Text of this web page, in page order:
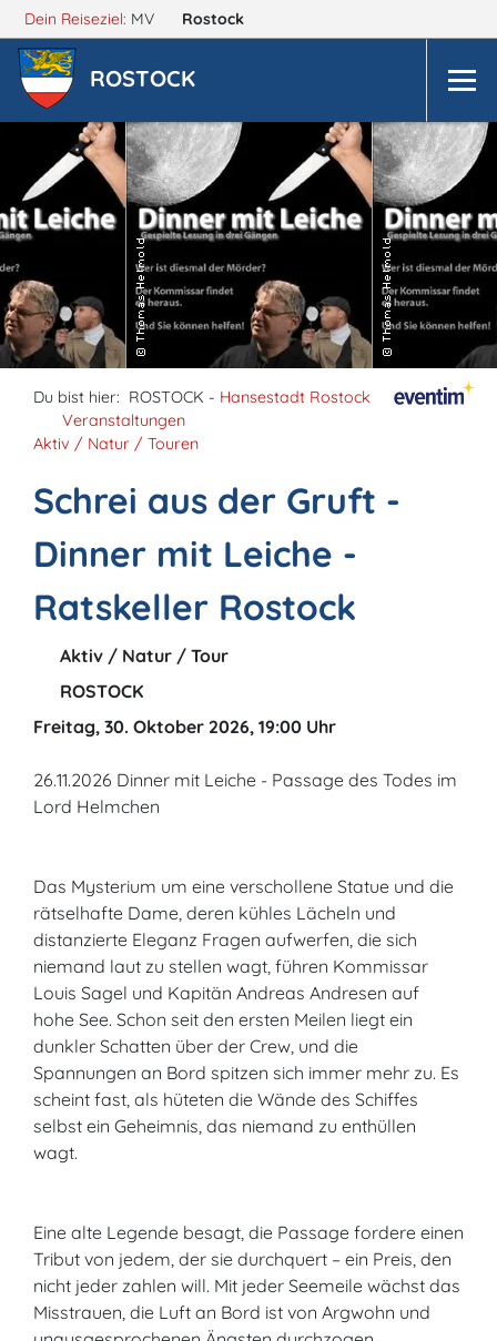
Dein Reiseziel: MV Rostock
ROSTOCK
Du bist hier: ROSTOCK - Hansestadt Rostock
Veranstaltungen
Aktiv / Natur / Touren
Schrei aus der Gruft -
Dinner mit Leiche -
Ratskeller Rostock
Aktiv / Natur / Tour
ROSTOCK
Freitag, 30. Oktober 2026, 19:00 Uhr
26.11.2026 Dinner mit Leiche - Passage des Todes im
Lord Helmchen
Das Mysterium um eine verschollene Statue und die
rätselhafte Dame, deren kühles Lächeln und
distanzierte Eleganz Fragen aufwerfen, die sich
niemand laut zu stellen wagt, führen Kommissar
Louis Sagel und Kapitän Andreas Andresen auf
hohe See. Schon seit den ersten Meilen liegt ein
dunkler Schatten über der Crew, und die
Spannungen an Bord spitzen sich immer mehr zu. Es
scheint fast, als hüteten die Wände des Schiffes
selbst ein Geheimnis, das niemand zu enthüllen
wagt.
Eine alte Legende besagt, die Passage fordere einen
Tribut von jedem, der sie durchquert – ein Preis, den
nicht jeder zahlen will. Mit jeder Seemeile wächst das
Misstrauen, die Luft an Bord ist von Argwohn und